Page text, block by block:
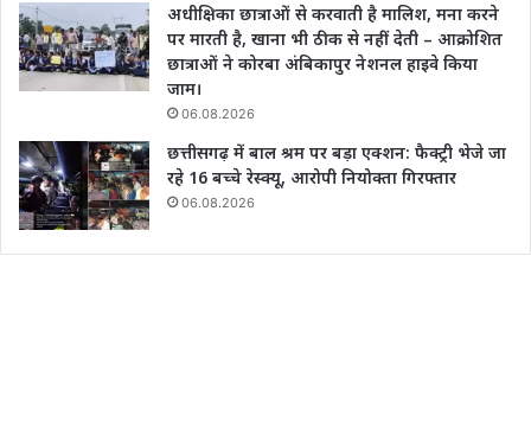
अधीक्षिका छात्राओं से करवाती है मालिश, मना करने
पर मारती है, खाना भी ठीक से नहीं देती – आक्रोशित
छात्राओं ने कोरबा अंबिकापुर नेशनल हाइवे किया
जाम।
06.08.2026
छत्तीसगढ़ में बाल श्रम पर बड़ा एक्शन: फैक्ट्री भेजे जा
रहे 16 बच्चे रेस्क्यू, आरोपी नियोक्ता गिरफ्तार
06.08.2026